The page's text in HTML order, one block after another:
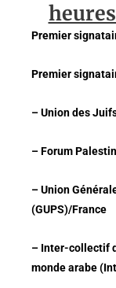
Premier
Premier
– Union des
– Forum
– Union
(GUPS)/France
– Inter-collectif
monde arabe